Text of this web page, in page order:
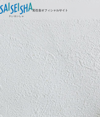
彩生舎オフィシャルサイト